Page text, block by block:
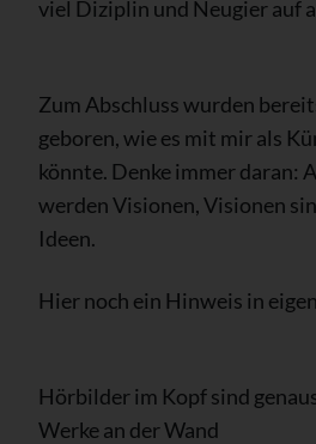
viel Diziplin und Neugier auf
Zum Abschluss wurden
geboren, wie es mit mir als
könnte. Denke immer daran:
werden Visionen, Visionen
Ideen.
Hier noch ein Hinweis in
Hörbilder im Kopf sind
Werke an der Wand